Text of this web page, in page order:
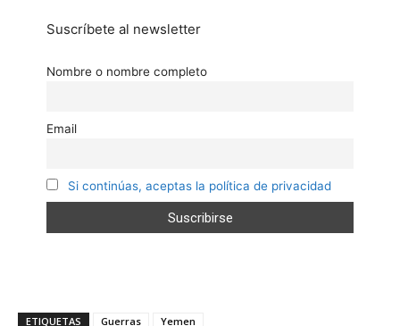
Suscríbete al newsletter
Nombre o nombre completo
Email
Si continúas, aceptas la política de privacidad
ETIQUETAS Guerras Yemen